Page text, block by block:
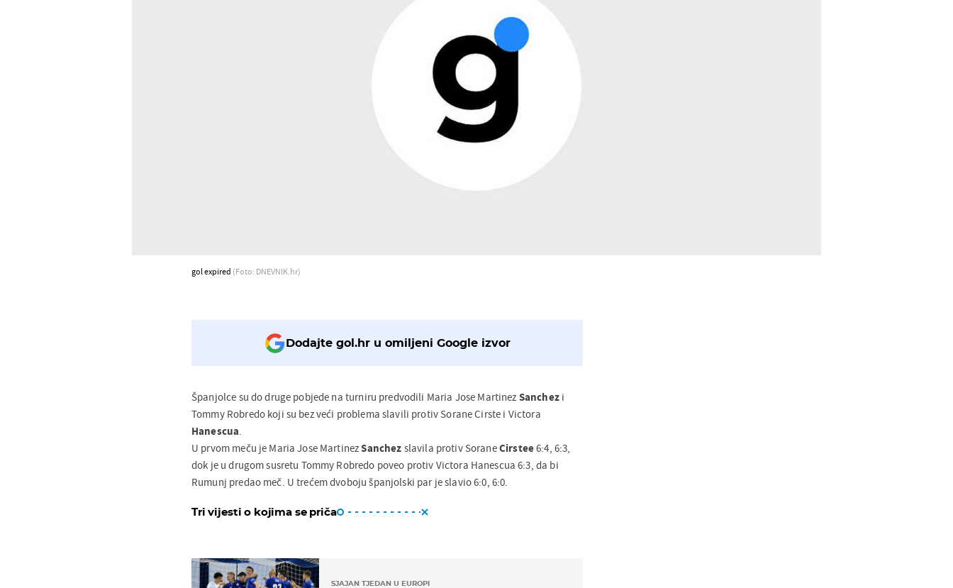
gol expired (Foto: DNEVNIK.hr)
Dodajte gol.hr u omiljeni Google izvor
Španjolce su do druge pobjede na turniru predvodili Maria Jose Martinez Sanchez i
Tommy Robredo koji su bez veći problema slavili protiv Sorane Cirste i Victora
Hanescua.
U prvom meču je Maria Jose MartinezSanchez slavila protiv SoraneCirstee6:4, 6:3,
dok je u drugom susretu Tommy Robredo poveo protiv Victora Hanescua 6:3, da bi
Rumunj predao meč. U trećem dvoboju španjolski par je slavio 6:0, 6:0.
Tri vijesti o kojima se priča
SJAJAN TJEDAN U EUROPI